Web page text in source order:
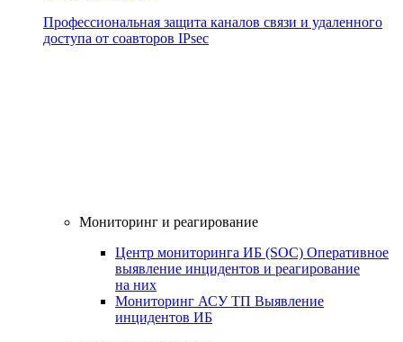
Профессиональная защита каналов связи и удаленного
доступа от соавторов IPsec
Мониторинг и реагирование
Центр мониторинга ИБ (SOC) Оперативное
выявление инцидентов и реагирование
на них
Мониторинг АСУ ТП Выявление
инцидентов ИБ